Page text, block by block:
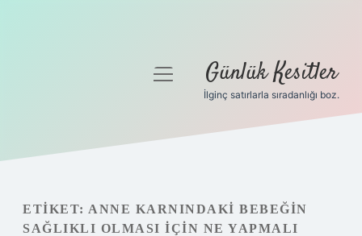
Hakkımızda
menüyü
Günlük Kesitler
İlginç satırlarla sıradanlığı boz.
ETIKET: ANNE KARNINDAKI BEBEĞIN
SAĞLIKLI OLMASI IÇIN NE YAPMALI